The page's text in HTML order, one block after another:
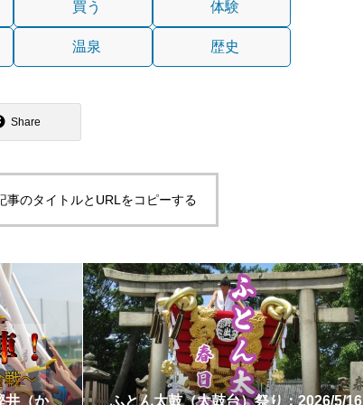
買う 体験
温泉 歴史
Share
事のタイトルとURLをコピーする
井（か ふとん太鼓（太鼓台）祭り：2026/5/16